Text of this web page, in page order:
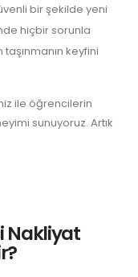
bir şekilde yeni
hiçbir sorunla
keyfini
ile öğrencilerin
sunuyoruz. Artık
Nakliyat